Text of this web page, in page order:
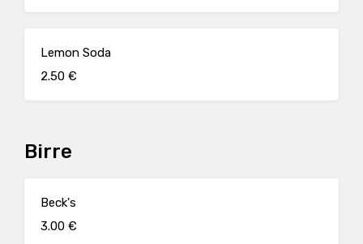
Lemon Soda
2.50 €
Birre
Beck's
3.00 €